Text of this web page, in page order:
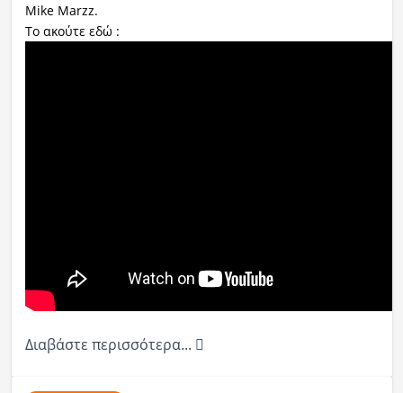
Mike Marzz.
Το ακούτε εδώ :
Διαβάστε περισσότερα...